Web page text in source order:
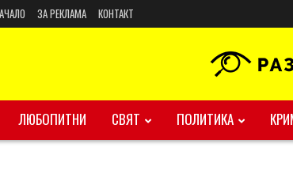
ЗА РЕКЛАМА КОНТАКТ
ЛЮБОПИТНИ СВЯТ ПОЛИТИКА